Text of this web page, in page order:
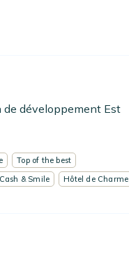
de développement Est
Top of the best
Cash & Smile
Hôtel de Charme